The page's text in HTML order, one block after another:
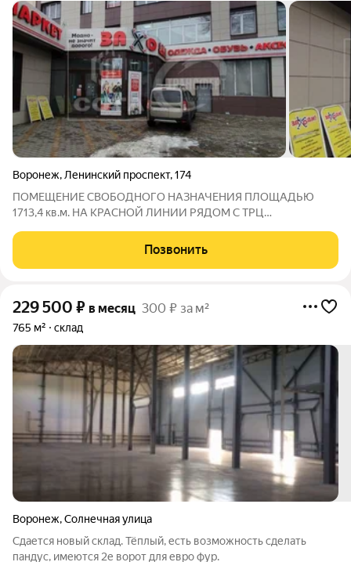
Воронеж, Ленинский проспект,174
ПОМЕЩЕНИЕ СВОБОДНОГО НАЗНАЧЕНИЯ ПЛОЩАДЬЮ
1713,4 кв.м. НА КРАСНОЙ ЛИНИИ РЯДОМ С ТРЦ
нежилое помещение свободного назначения в 3х уровнях в
отдельно стоящем нежилом здании, расположенное на
Позвонить
229 500 ₽ в месяц 300 ₽ за м²
765 м² склад
Воронеж,Солнечная улица
Сдается новый склад. Тёплый, есть возможность сделать
пандус, имеются 2е ворот для евро фур.